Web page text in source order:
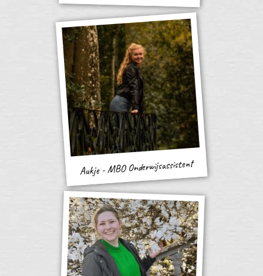
Aukje - MBO Onderwijsassistent